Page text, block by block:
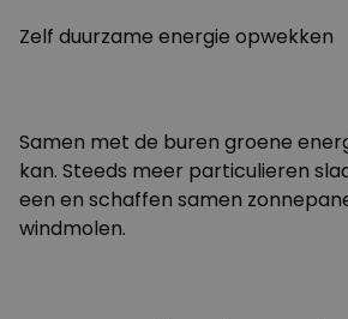
Zelf duurzame energie opwekken
Samen met de buren groene
kan. Steeds meer particulieren
een en schaffen samen
windmolen.